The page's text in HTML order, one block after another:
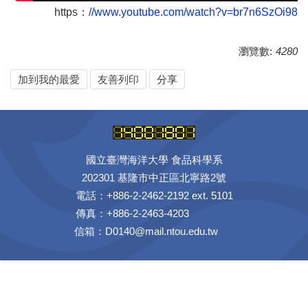
https： //www.youtube.com/watch?v=br7n6SzOi98
瀏覽數: 4280
加到我的最愛 友善列印 分享
國立臺灣海洋大學 食品科學系
202301 基隆市中正區北寧路2號
電話：+886-2-2462-2192 ext. 5101
傳真：+886-2-2463-4203
信箱：D0140@mail.ntou.edu.tw